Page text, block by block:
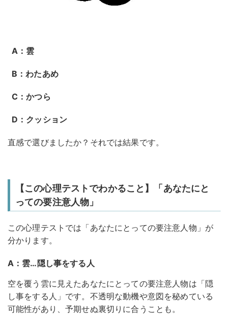
A：雲
B：わたあめ
C：かつら
D：クッション
直感で選びましたか？それでは結果です。
【この心理テストでわかること】「あなたにと
っての要注意人物」
この心理テストでは「あなたにとっての要注意人物」が
分かります。
A：雲…隠し事をする人
空を覆う雲に見えたあなたにとっての要注意人物は「隠
し事をする人」です。不透明な動機や意図を秘めている
可能性があり、予期せぬ裏切りに合うことも。